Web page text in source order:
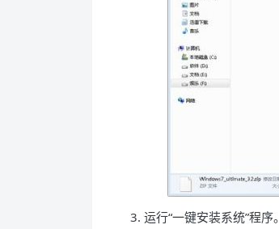
3. 运行“一键安装系统”程序。